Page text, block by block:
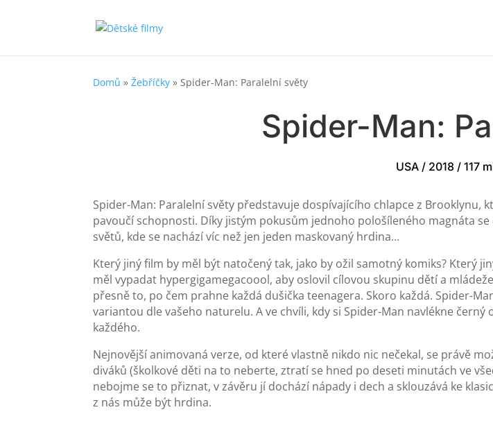
Domů »Žebříčky »Spider-Man: Paralelní světy
Spider-Man:
USA / 2018 / 117
Spider-Man: Paralelní světy představuje dospívajícího chlapce z
pavoučí schopnosti. Díky jistým pokusům jednoho pološíleného magnáta
světů, kde se nachází víc než jen jeden maskovaný hrdina…
Který jiný film by měl být natočený tak, jako by ožil samotný komiks? Který
měl vypadat hypergigamegacoool, aby oslovil cílovou skupinu dětí a
přesně to, po čem prahne každá dušička teenagera. Skoro každá. Spider-
variantou dle vašeho naturelu. A ve chvíli, kdy si Spider-Man navlékne
každého.
Nejnovější animovaná verze, od které vlastně nikdo nic nečekal, se právě
diváků (školkové děti na to neberte, ztratí se hned po deseti minutách ve
nebojme se to přiznat, v závěru jí dochází nápady i dech a sklouzává ke
z nás může být hrdina.